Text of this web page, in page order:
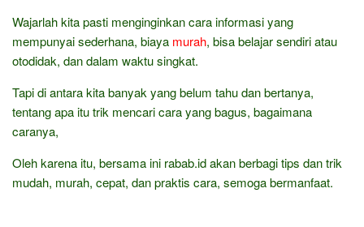
Wajarlah kita pasti menginginkan cara informasi yang
mempunyai sederhana, biaya murah, bisa belajar sendiri atau
otodidak, dan dalam waktu singkat.
Tapi di antara kita banyak yang belum tahu dan bertanya,
tentang apa itu trik mencari cara yang bagus, bagaimana
caranya,
Oleh karena itu, bersama ini rabab.id akan berbagi tips dan trik
mudah, murah, cepat, dan praktis cara, semoga bermanfaat.